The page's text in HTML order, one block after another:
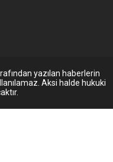
yazılan haberlerin
Aksi halde hukuki